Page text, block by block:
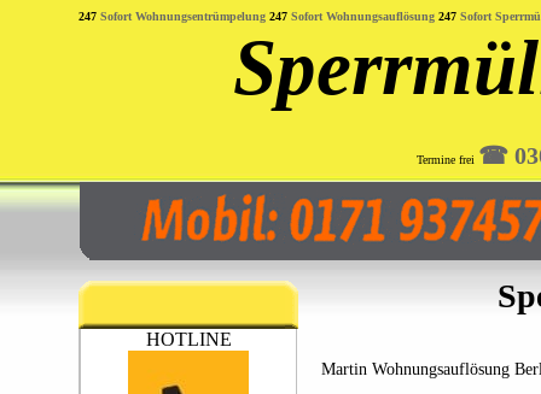
247 Sofort Wohnungsentrümpelung 247 Sofort Wohnungsauflösung 247 Sofort
Termine frei ☎︎
HOTLINE
Martin Wohnungsauflösung